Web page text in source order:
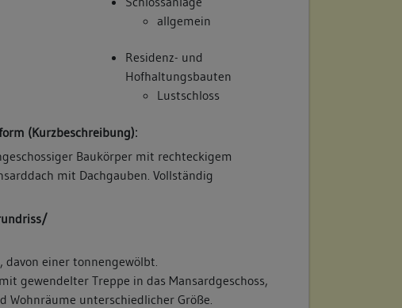
allgemein
Residenz- und
Hofhaltungsbauten
Lustschloss
(Kurzbeschreibung):
Baukörper mit rechteckigem
mit Dachgauben. Vollständig
davon einer tonnengewölbt.
gewendelter Treppe in das Mansardgeschoss,
Wohnräume unterschiedlicher Größe.